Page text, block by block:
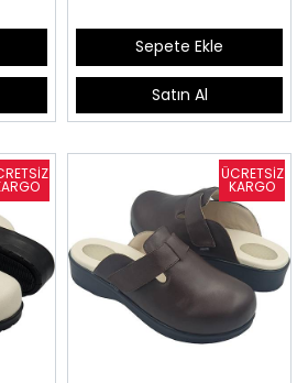
Sepete Ekle
Satın Al